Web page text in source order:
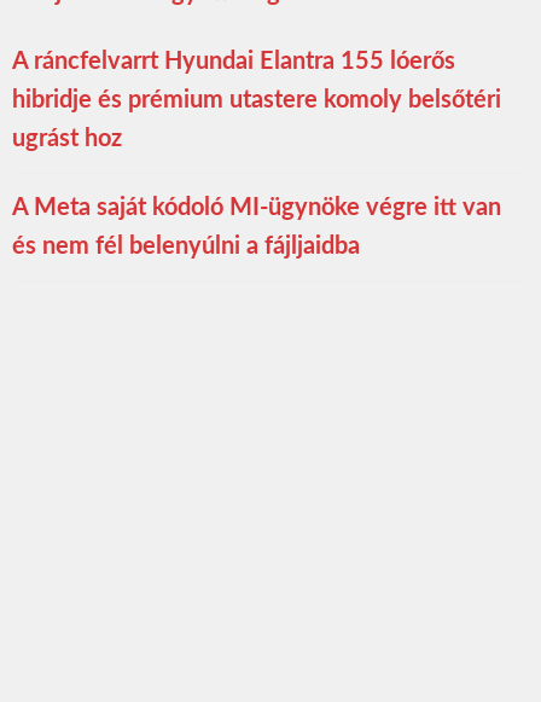
A ráncfelvarrt Hyundai Elantra 155 lóerős
hibridje és prémium utastere komoly belsőtéri
ugrást hoz
A Meta saját kódoló MI-ügynöke végre itt van
és nem fél belenyúlni a fájljaidba